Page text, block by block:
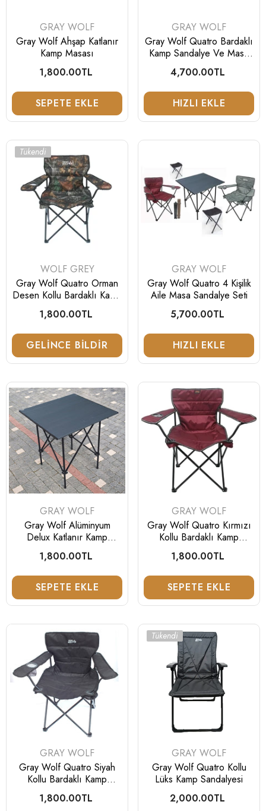
SATICI:
GRAY WOLF
Gray Wolf Ahşap Katlanır
Kamp Masası
Normal
1,800.00TL
SEPETE EKLE
SATICI:
GRAY WOLF
Gray Wolf Quatro Bardaklı
Kamp Sandalye Ve Masa
Seti
Normal
4,700.00TL
HIZLI EKLE
Tükendi
SATICI:
WOLF GREY
Gray Wolf Quatro Orman
Desen Kollu Bardaklı Kamp
Sandalyesi
Normal
1,800.00TL
GELINCE BILDIR
SATICI:
GRAY WOLF
Gray Wolf Quatro 4 Kişilik
Aile Masa Sandalye Seti
Normal
5,700.00TL
HIZLI EKLE
SATICI:
GRAY WOLF
Gray Wolf Alüminyum
Delux Katlanır Kamp
Masası
Normal
1,800.00TL
SEPETE EKLE
SATICI:
GRAY WOLF
Gray Wolf Quatro Kırmızı
Kollu Bardaklı Kamp
Sandalyesi
Normal
1,800.00TL
SEPETE EKLE
SATICI:
GRAY WOLF
Gray Wolf Quatro Siyah
Kollu Bardaklı Kamp
Sandalyesi
Normal
1,800.00TL
Tükendi
SATICI:
GRAY WOLF
Gray Wolf Quatro Kollu
Lüks Kamp Sandalyesi
Normal
2,000.00TL